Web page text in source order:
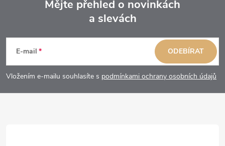
p
a
Mějte přehled o novinkách
a slevách
E-mail
Vložením e-mailu souhlasíte s podmínkami ochrany osobních údajů
ODEBÍRAT